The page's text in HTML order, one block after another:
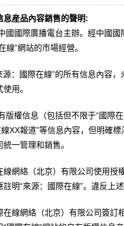
息産品內容銷售的聲明:
國國際廣播電台主辦。經中國
線”網站的市場經營。
源：國際在線”的所有信息內容
用。
版權信息（包括但不限于“國際
線XX報道”等信息內容，但明確
統一管理和銷售。
線網絡（北京）有限公司使用
註明“來源：國際在線”。違反上
在線網絡（北京）有限公司簽訂